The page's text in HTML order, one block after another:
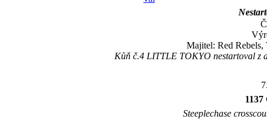
Majitel: Red Rebels,
Kůň č.4 LITTLE TOKYO nestartoval z
Steeplechase